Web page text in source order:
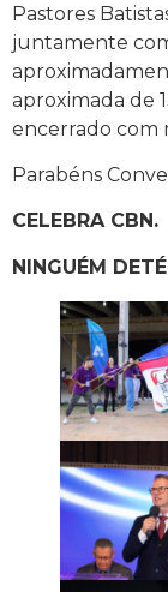
Pastores
juntamente
aproximada de
encerrado com
Parabéns
CELEBRA CBN.
NINGUÉM